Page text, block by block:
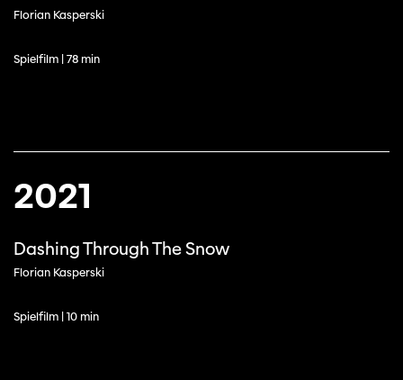
nicht optimal dargestellt. Bitte
verwenden Sie einen anderen Browser.
Florian Kasperski
Spielfilm | 78 min
2021
Dashing Through The Snow
Florian Kasperski
Spielfilm | 10 min